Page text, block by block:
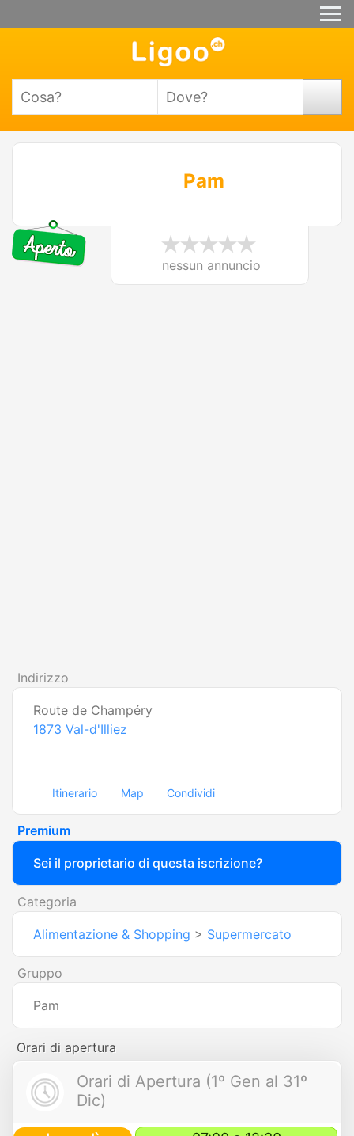
Pam
nessun annuncio
Indirizzo
Route de Champéry
1873 Val-d'Illiez
Itinerario Map Condividi
Premium
Sei il proprietario di questa iscrizione?
Categoria
Alimentazione & Shopping > Supermercato
Gruppo
Pam
Orari di apertura
Orari di Apertura (1º Gen al 31º
Dic)